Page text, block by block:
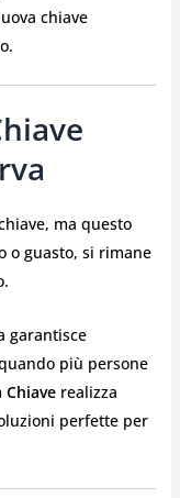
chiave
ma questo
o guasto, si rimane
garantisce
più persone
Chiaverealizza
perfette per